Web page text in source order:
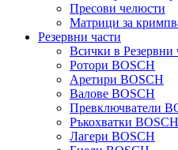
Пресови челюсти
Матрици за
Резервни части
Всички в Резервни
Ротори BOSCH
Аретири BOSCH
Валове BOSCH
Превключватели
Ръкохватки BOSCH
Лагери BOSCH